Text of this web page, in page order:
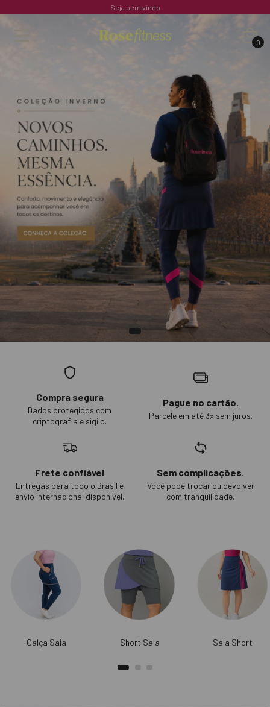
Seja bem vindo
0
Compra segura
Dados protegidos com
criptografia e sigilo.
Pague no cartão.
Parcele em até 3x sem juros.
Frete confiável
Entregas para todo o Brasil e
envio internacional disponível.
Sem complicações.
Você pode trocar ou devolver
com tranquilidade.
Calça Saia Short Saia Saia Short